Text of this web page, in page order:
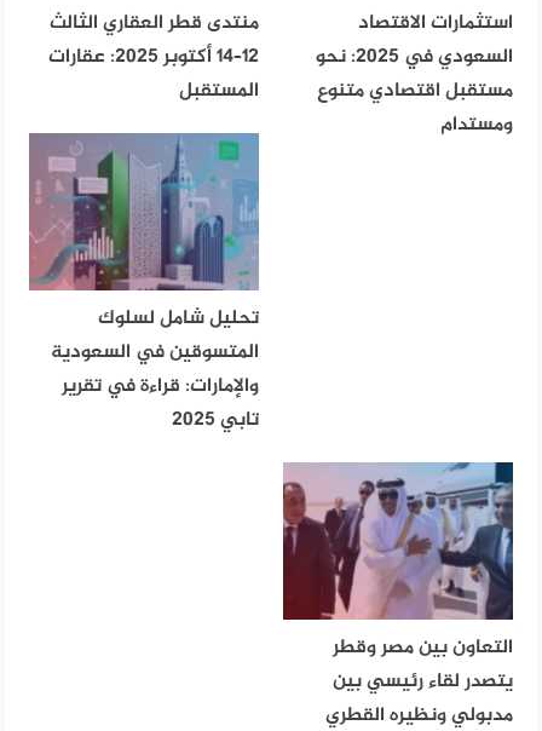
استثمارات الاقتصاد
السعودي في 2025: نحو
مستقبل اقتصادي متنوع
ومستدام
منتدى قطر العقاري الثالث
12–14 أكتوبر 2025: عقارات
المستقبل
تحليل شامل لسلوك
المتسوقين في السعودية
والإمارات: قراءة في تقرير
تابي 2025
التعاون بين مصر وقطر
يتصدر لقاء رئيسي بين
مدبولي ونظيره القطري